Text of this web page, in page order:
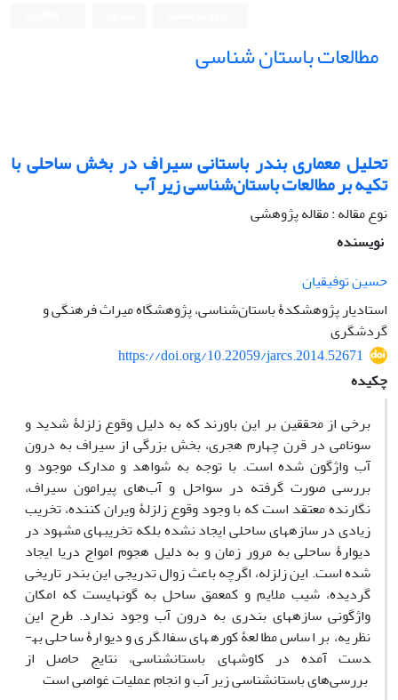
مطالعات باستان شناسی
تحلیل معماری بندر باستانی سیراف در بخش ساحلی با
تکیه بر مطالعات باستان‌شناسی زیر آب
نوع مقاله : مقاله پژوهشی
نویسنده
حسین توفیقیان
استادیار پژوهشکدۀ باستان‌شناسی، پژوهشگاه میراث فرهنگی و
گردشگری
https://doi.org/10.22059/jarcs.2014.52671
چکیده
برخی از محققین بر این باورند که به­ دلیل وقوع زلزلۀ شدید و
سونامی در قرن چهارم هجری، بخش بزرگی از سیراف به درون
آب واژگون شده است. با توجه به شواهد و مدارک موجود و
بررسی صورت گرفته در سواحل و آب‌های پیرامون سیراف،
نگارنده معتقد است که با وجود وقوع زلزلۀ ویران کننده، تخریب
زیادی در سازه­های ساحلی ایجاد نشده بلکه تخریب­های مشهود در
دیوارۀ ساحلی به مرور زمان و به دلیل هجوم امواج دریا ایجاد
شده است. این زلزله، اگرچه باعث زوال تدریجی این بندر تاریخی
گردیده، شیب ملایم و کم­عمق ساحل به گونه­ایست که امکان
واژگونی سازه­های بندری به درون آب وجود ندارد. طرح این
نظریه، بر اساس مطالعۀ کوره­های سفالگری و دیوارۀ ساحلی به­
دست آمده در کاوش­های باستان­شناسی، نتایج حاصل از
بررسی‌های باستان­شناسی زیر آب و انجام عملیات غواصی است